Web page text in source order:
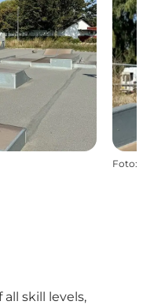
Foto:
skill levels,